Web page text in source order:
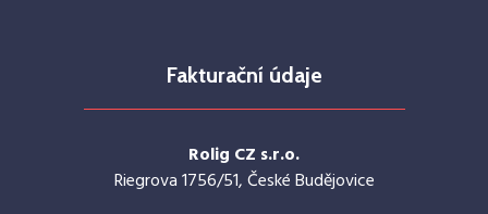
Fakturační údaje
Rolig CZ s.r.o.
Riegrova 1756/51, České Budějovice